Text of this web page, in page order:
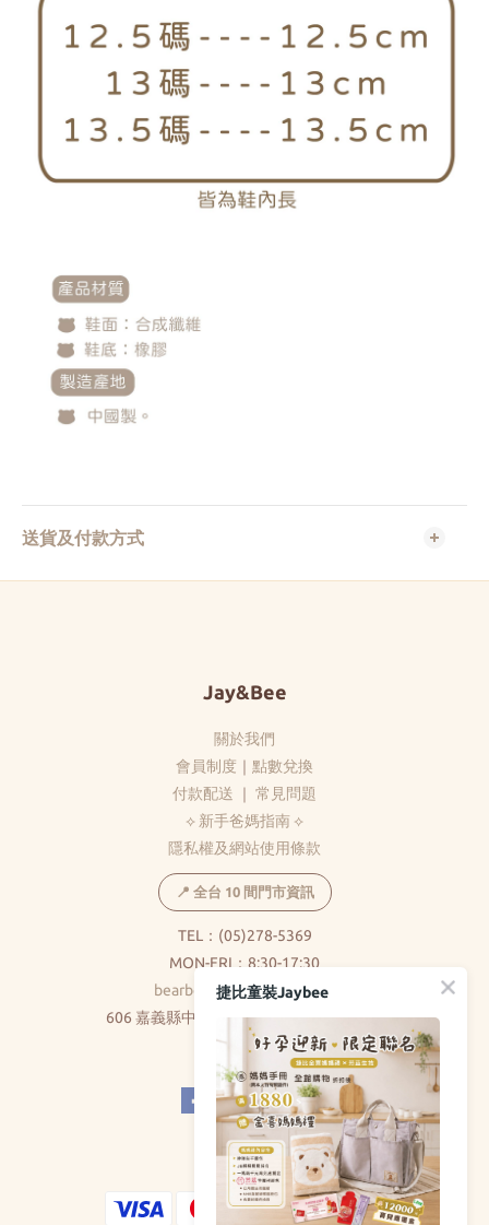
送貨及付款方式
Jay&Bee
關於我們
會員制度 ｜ 點數兌換
付款配送 ｜ 常見問題
⟡ 新手爸媽指南 ⟡
隱私權及網站使用條款
📍 全台 10 間門市資訊
TEL：(05)278-5369
MON-FRI：8:30-17:30
bearbear0520@gmail.com
606 嘉義縣中埔鄉和美村大義路326巷5號
( 不對外開放 )
捷比童裝Jaybee